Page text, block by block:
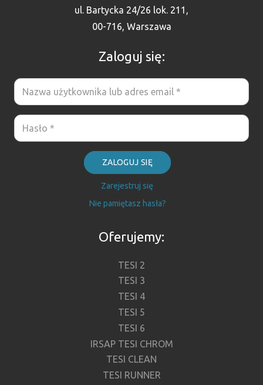
ul. Bartycka 24/26 lok. 211,
00-716, Warszawa
Zaloguj się:
ZALOGUJ SIĘ
Zarejestruj się
Nie pamiętasz hasła?
Oferujemy:
TESI 2
TESI 3
TESI 4
TESI 5
TESI 6
IRSAP TESI CHROM
TESI CLEAN
TESI RUNNER